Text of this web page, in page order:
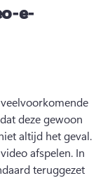
e-
deze gewoon
afspelen. In
teruggezet